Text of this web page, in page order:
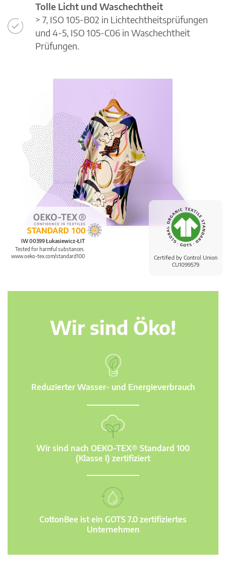
Certified by Control Union
CU1099579
IW 00399 Łukasiewicz-ŁIT
Tested for harmful substances.
www.oeko-tex.com/standard100
Tolle Licht und Waschechtheit
> 7, ISO 105-B02 in Lichtechtheitsprüfungen
und 4-5, ISO 105-C06 in Waschechtheit
Prüfungen.
Wir sind Öko!
Reduzierter Wasser- und Energieverbrauch
Wir sind nach OEKO-TEX® Standard 100
(Klasse I) zertifiziert
CottonBee ist ein GOTS 7.0 zertifiziertes
Unternehmen